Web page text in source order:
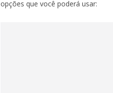
opções que você poderá usar: